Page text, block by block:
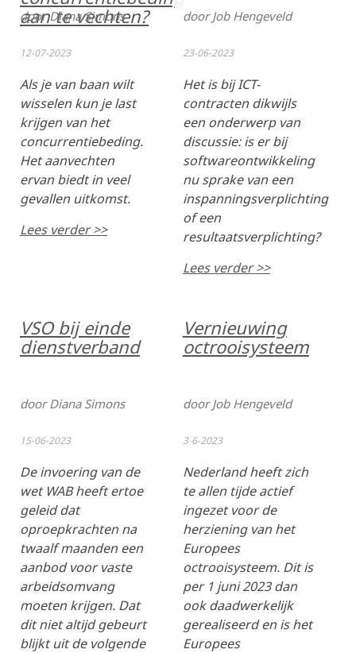
aan te vechten?
door Diana Simons
12-07-2023
Als je van baan wilt
wisselen kun je last
krijgen van het
concurrentiebeding.
Het aanvechten
ervan biedt in veel
gevallen uitkomst.
Lees verder >>
door Job Hengeveld
23-06-2023
Het is bij ICT-
contracten dikwijls
een onderwerp van
discussie: is er bij
softwareontwikkeling
nu sprake van een
inspanningsverplichting
of een
resultaatsverplichting?
Lees verder >>
VSO bij einde
dienstverband
door Diana Simons
15-06-2023
De invoering van de
wet WAB heeft ertoe
geleid dat
oproepkrachten na
twaalf maanden een
aanbod voor vaste
arbeidsomvang
moeten krijgen. Dat
dit niet altijd gebeurt
blijkt uit de volgende
Vernieuwing
octrooisysteem
door Job Hengeveld
3-6-2023
Nederland heeft zich
te allen tijde actief
ingezet voor de
herziening van het
Europees
octrooisysteem. Dit is
per 1 juni 2023 dan
ook daadwerkelijk
gerealiseerd en is het
Europees